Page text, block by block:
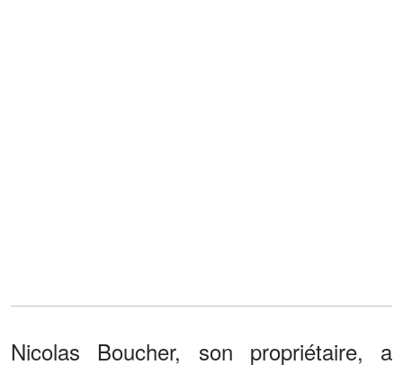
Nicolas Boucher, son propriétaire, a